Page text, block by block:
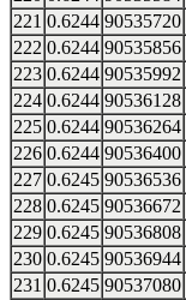
221 0.6244 90535720
222 0.6244 90535856
223 0.6244 90535992
224 0.6244 90536128
225 0.6244 90536264
226 0.6244 90536400
227 0.6245 90536536
228 0.6245 90536672
229 0.6245 90536808
230 0.6245 90536944
231 0.6245 90537080